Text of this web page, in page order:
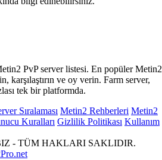
PvP server listesi. En popüler Metin2
karşılaştırın ve oy verin. Farm server,
tek bir platformda.
Sıralaması Metin2 Rehberleri Metin2
Kuralları Gizlilik Politikası Kullanım
- TÜM HAKLARI SAKLIDIR.